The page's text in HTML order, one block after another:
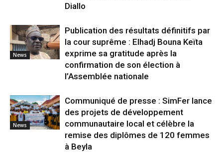
Diallo
News
Publication des résultats définitifs par
la cour suprême : Elhadj Bouna Keïta
exprime sa gratitude après la
confirmation de son élection à
l’Assemblée nationale
News
Communiqué de presse : SimFer lance
des projets de développement
communautaire local et célèbre la
remise des diplômes de 120 femmes
à Beyla